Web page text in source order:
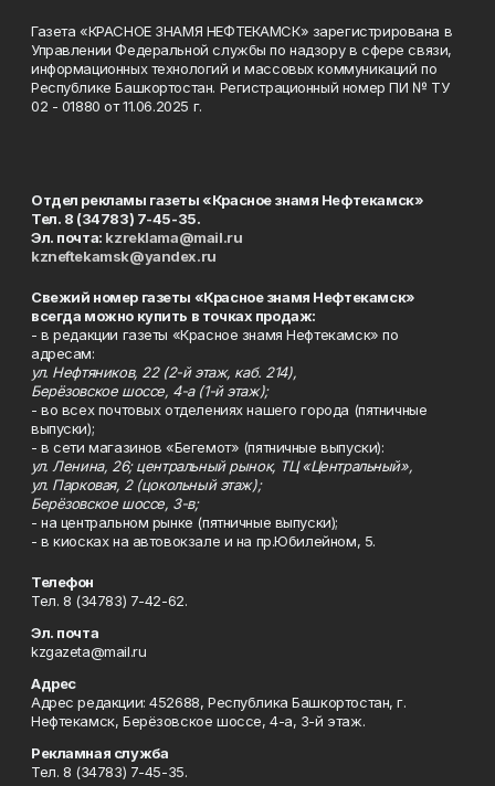
Газета «КРАСНОЕ ЗНАМЯ НЕФТЕКАМСК» зарегистрирована в
Управлении Федеральной службы по надзору в сфере связи,
информационных технологий и массовых коммуникаций по
Республике Башкортостан. Регистрационный номер ПИ № ТУ
02 - 01880 от 11.06.2025 г.
Отдел рекламы газеты «Красное знамя Нефтекамск»
Тел. 8 (34783) 7-45-35.
Эл. почта: kzreklama@mail.ru
kzneftekamsk@yandex.ru
Свежий номер газеты «Красное знамя Нефтекамск»
всегда можно купить в точках продаж:
- в редакции газеты «Красное знамя Нефтекамск» по
адресам:
ул. Нефтяников, 22 (2-й этаж, каб. 214),
Берёзовское шоссе, 4-а (1-й этаж);
- во всех почтовых отделениях нашего города (пятничные
выпуски);
- в сети магазинов «Бегемот» (пятничные выпуски):
ул. Ленина, 26; центральный рынок, ТЦ «Центральный»,
ул. Парковая, 2 (цокольный этаж);
Берёзовское шоссе, 3-в;
- на центральном рынке (пятничные выпуски);
- в киосках на автовокзале и на пр.Юбилейном, 5.
Телефон
Тел. 8 (34783) 7-42-62.
Эл. почта
kzgazeta@mail.ru
Адрес
Адрес редакции: 452688, Республика Башкортостан, г.
Нефтекамск, Берёзовское шоссе, 4-а, 3-й этаж.
Рекламная служба
Тел. 8 (34783) 7-45-35.